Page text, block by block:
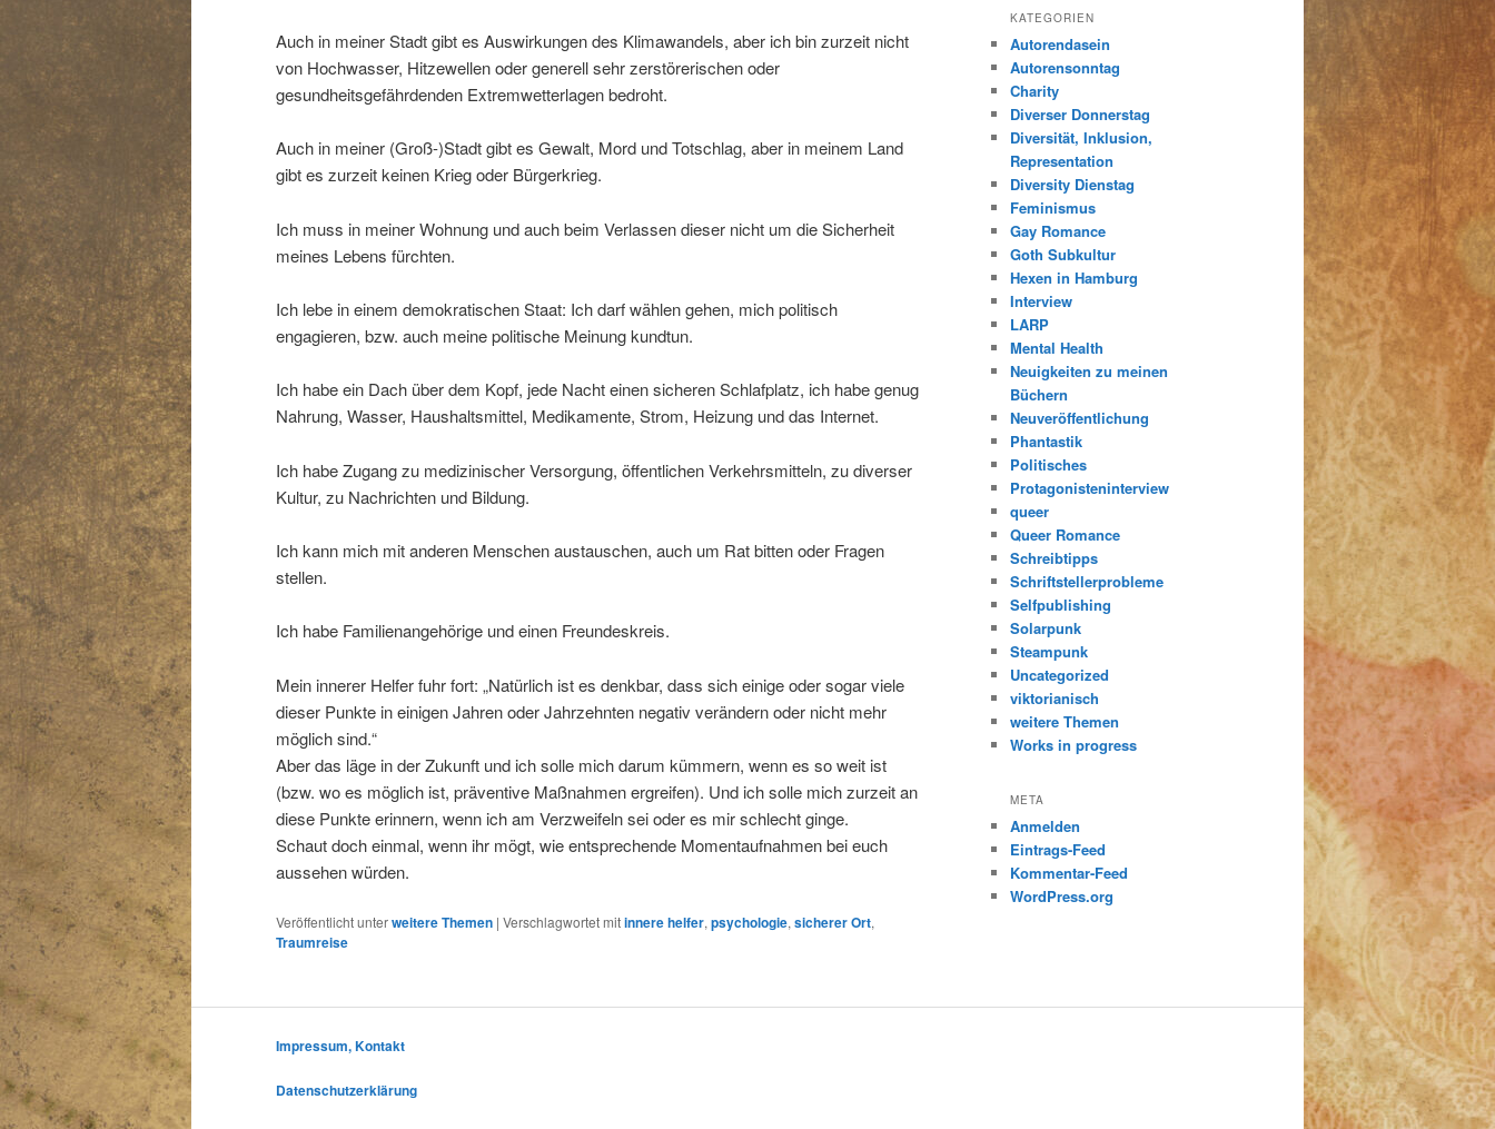
Auch in meiner Stadt gibt es Auswirkungen des Klimawandels, aber ich bin zurzeit nicht
von Hochwasser, Hitzewellen oder generell sehr zerstörerischen oder
gesundheitsgefährdenden Extremwetterlagen bedroht.
Auch in meiner (Groß-)Stadt gibt es Gewalt, Mord und Totschlag, aber in meinem Land
gibt es zurzeit keinen Krieg oder Bürgerkrieg.
Ich muss in meiner Wohnung und auch beim Verlassen dieser nicht um die Sicherheit
meines Lebens fürchten.
Ich lebe in einem demokratischen Staat: Ich darf wählen gehen, mich politisch
engagieren, bzw. auch meine politische Meinung kundtun.
Ich habe ein Dach über dem Kopf, jede Nacht einen sicheren Schlafplatz, ich habe genug
Nahrung, Wasser, Haushaltsmittel, Medikamente, Strom, Heizung und das Internet.
Ich habe Zugang zu medizinischer Versorgung, öffentlichen Verkehrsmitteln, zu diverser
Kultur, zu Nachrichten und Bildung.
Ich kann mich mit anderen Menschen austauschen, auch um Rat bitten oder Fragen
stellen.
Ich habe Familienangehörige und einen Freundeskreis.
Mein innerer Helfer fuhr fort: „Natürlich ist es denkbar, dass sich einige oder sogar viele
dieser Punkte in einigen Jahren oder Jahrzehnten negativ verändern oder nicht mehr
möglich sind.“
Aber das läge in der Zukunft und ich solle mich darum kümmern, wenn es so weit ist
(bzw. wo es möglich ist, präventive Maßnahmen ergreifen). Und ich solle mich zurzeit an
diese Punkte erinnern, wenn ich am Verzweifeln sei oder es mir schlecht ginge.
Schaut doch einmal, wenn ihr mögt, wie entsprechende Momentaufnahmen bei euch
aussehen würden.
Veröffentlicht unterweitere Themen | Verschlagwortet mitinnere helfer, psychologie, sicherer Ort,
Traumreise
KATEGORIEN
Autorendasein
Autorensonntag
Charity
Diverser Donnerstag
Diversität, Inklusion,
Representation
Diversity Dienstag
Feminismus
Gay Romance
Goth Subkultur
Hexen in Hamburg
Interview
LARP
Mental Health
Neuigkeiten zu meinen
Büchern
Neuveröffentlichung
Phantastik
Politisches
Protagonisteninterview
queer
Queer Romance
Schreibtipps
Schriftstellerprobleme
Selfpublishing
Solarpunk
Steampunk
Uncategorized
viktorianisch
weitere Themen
Works in progress
META
Anmelden
Eintrags-Feed
Kommentar-Feed
WordPress.org
Impressum, Kontakt
Datenschutzerklärung